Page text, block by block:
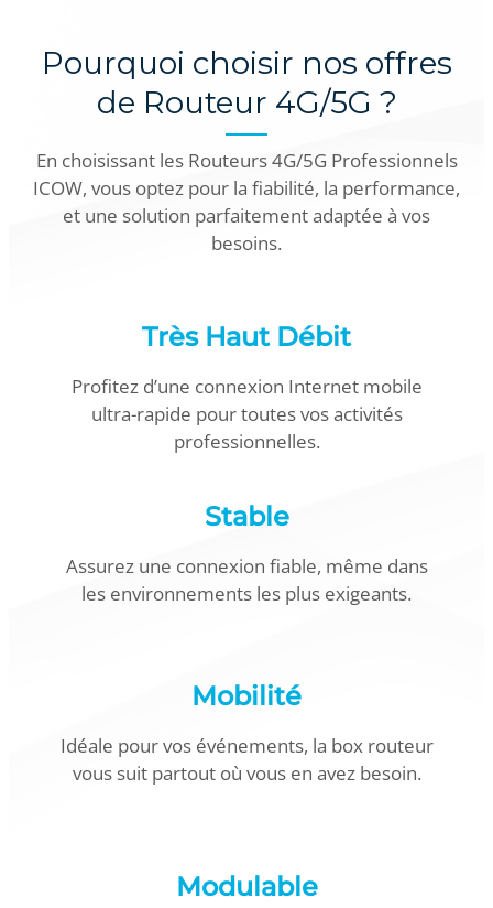
Pourquoi choisir nos offres
de Routeur 4G/5G ?
En choisissant les Routeurs 4G/5G Professionnels
ICOW, vous optez pour la fiabilité, la performance,
et une solution parfaitement adaptée à vos
besoins.
Très Haut Débit
Profitez d’une connexion Internet mobile
ultra-rapide pour toutes vos activités
professionnelles.
Stable
Assurez une connexion fiable, même dans
les environnements les plus exigeants.
Mobilité
Idéale pour vos événements, la box routeur
vous suit partout où vous en avez besoin.
Modulable